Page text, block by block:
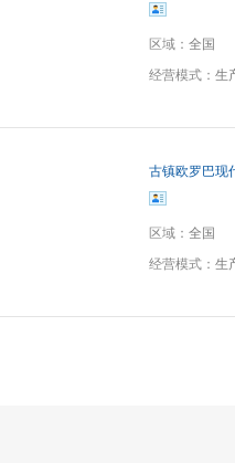
区域： 全国
经营模式： 生
古镇欧罗巴现
区域： 全国
经营模式： 生